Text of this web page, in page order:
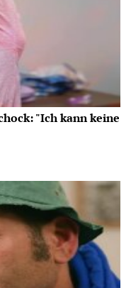
"Ich kann keine